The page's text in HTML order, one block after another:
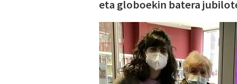
eta globoekin batera